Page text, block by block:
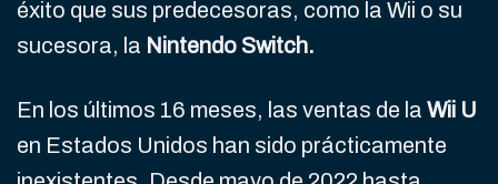
éxito que sus predecesoras, como la Wii o su
sucesora, la Nintendo Switch.
En los últimos 16 meses, las ventas de la Wii U
en Estados Unidos han sido prácticamente